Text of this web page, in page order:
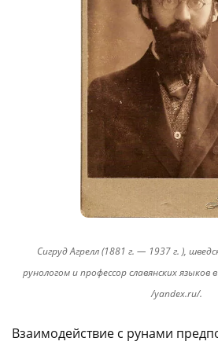
Сигруд Агрелл (1881 г. — 1937 г. ),
рунологом и профессор славянских
/yandex.ru/.
Взаимодействие с рунами